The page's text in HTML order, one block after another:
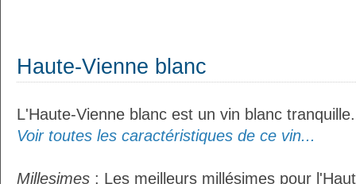
Haute-Vienne blanc
L'Haute-Vienne blanc est un vin blanc tranquille.
Voir toutes les caractéristiques de ce vin...
Millesimes : Les meilleurs millésimes pour